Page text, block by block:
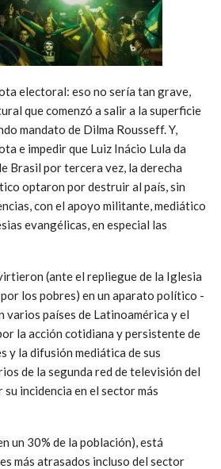
electoral: eso no sería tan grave,
que comenzó a salir a la superficie
mandato de Dilma Rousseff. Y,
e impedir que Luiz Inácio Lula da
Brasil por tercera vez, la derecha
optaron por destruir al país, sin
con el apoyo militante, mediático
evangélicas, en especial las
(ante el repliegue de la Iglesia
los pobres) en un aparato político -
varios países de Latinoamérica y el
la acción cotidiana y persistente de
y la difusión mediática de sus
de la segunda red de televisión del
incidencia en el sector más
un 30% de la población), está
más atrasados incluso del sector